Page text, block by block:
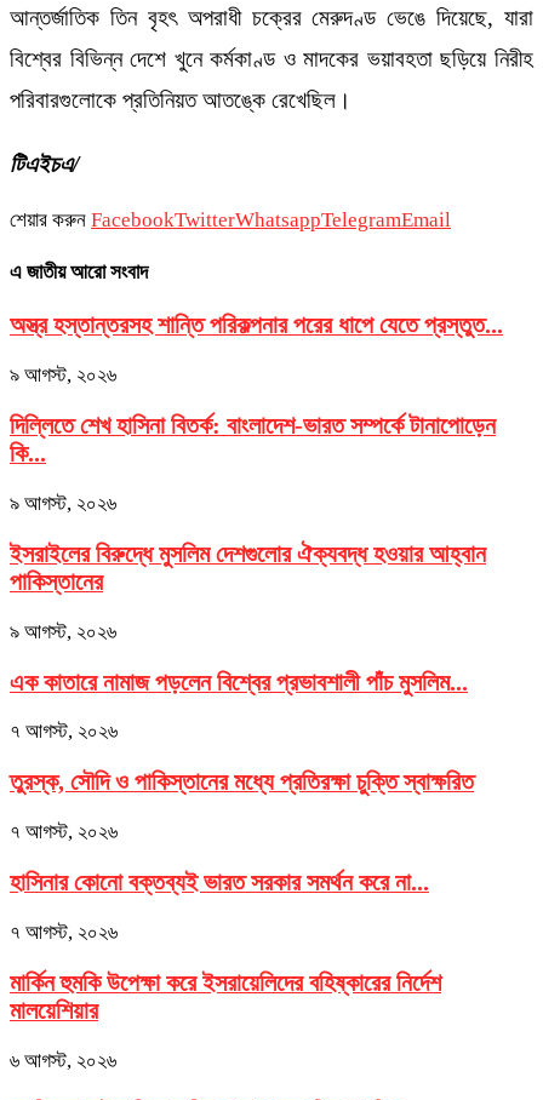
আন্তর্জাতিক তিন বৃহৎ অপরাধী চক্রের মেরুদণ্ড ভেঙে দিয়েছে, যারা
বিশ্বের বিভিন্ন দেশে খুনে কর্মকাণ্ড ও মাদকের ভয়াবহতা ছড়িয়ে নিরীহ
পরিবারগুলোকে প্রতিনিয়ত আতঙ্কে রেখেছিল।
টিএইচএ/
শেয়ার করুন FacebookTwitterWhatsappTelegramEmail
এ জাতীয় আরো সংবাদ
অস্ত্র হস্তান্তরসহ শান্তি পরিকল্পনার পরের ধাপে যেতে প্রস্তুত...
৯ আগস্ট, ২০২৬
দিল্লিতে শেখ হাসিনা বিতর্ক: বাংলাদেশ-ভারত সম্পর্কে টানাপোড়েন
কি...
৯ আগস্ট, ২০২৬
ইসরাইলের বিরুদ্ধে মুসলিম দেশগুলোর ঐক্যবদ্ধ হওয়ার আহ্বান
পাকিস্তানের
৯ আগস্ট, ২০২৬
এক কাতারে নামাজ পড়লেন বিশ্বের প্রভাবশালী পাঁচ মুসলিম...
৭ আগস্ট, ২০২৬
তুরস্ক, সৌদি ও পাকিস্তানের মধ্যে প্রতিরক্ষা চুক্তি স্বাক্ষরিত
৭ আগস্ট, ২০২৬
হাসিনার কোনো বক্তব্যই ভারত সরকার সমর্থন করে না...
৭ আগস্ট, ২০২৬
মার্কিন হুমকি উপেক্ষা করে ইসরায়েলিদের বহিষ্কারের নির্দেশ
মালয়েশিয়ার
৬ আগস্ট, ২০২৬